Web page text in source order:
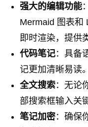
强大的编辑功能
Mermaid 图表和
即时渲染，提供
代码笔记：具备
记更加清晰易读。
全文搜索：无论
部搜索框输入关
笔记加密：确保